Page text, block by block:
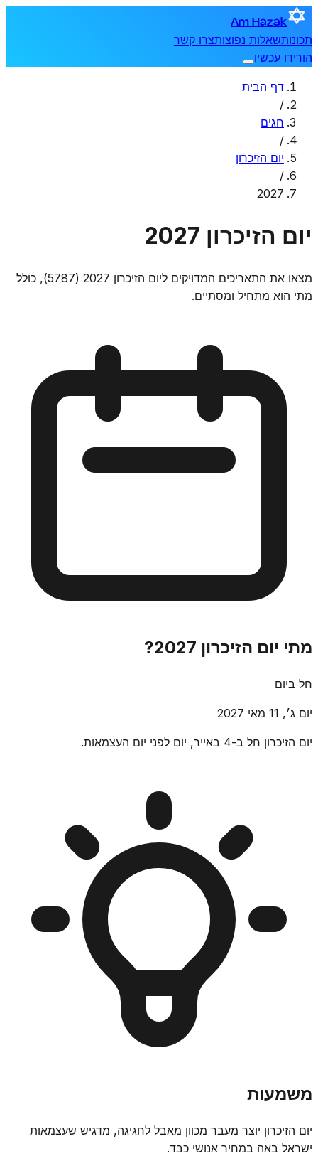
Am Hazak
תכונותשאלות נפוצותצרו קשר
הורידו עכשיו
דף הבית
/
חגים
/
יום הזיכרון
/
2027
יום הזיכרון 2027
מצאו את התאריכים המדויקים ליום הזיכרון 2027 (5787), כולל
מתי הוא מתחיל ומסתיים.
מתי יום הזיכרון 2027?
חל ביום
יום ג׳, 11 מאי 2027
יום הזיכרון חל ב-4 באייר, יום לפני יום העצמאות.
משמעות
יום הזיכרון יוצר מעבר מכוון מאבל לחגיגה, מדגיש שעצמאות
ישראל באה במחיר אנושי כבד.